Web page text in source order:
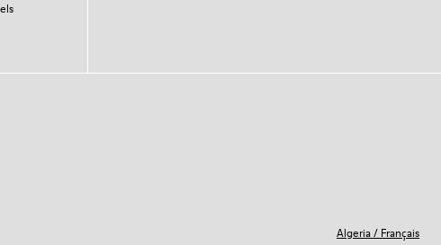
Algeria/ Français